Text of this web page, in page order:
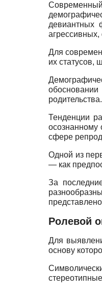
Современный
девиантных
Для
их статусов,
родительства.
Тенденции
осознанному
сфере
Одной из
— как
За
Ролевой
Для
основу